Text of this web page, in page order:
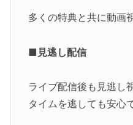
多くの特典と共に動画
■見逃し配信
ライブ配信後も見逃し
タイムを逃しても安心